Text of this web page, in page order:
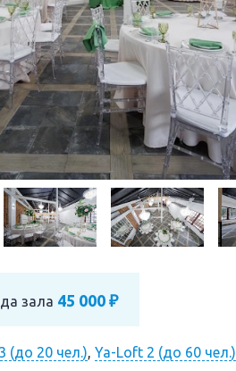
зала 45 000 ₽
(до 20 чел.), Ya-Loft 2 (до 60 чел.)